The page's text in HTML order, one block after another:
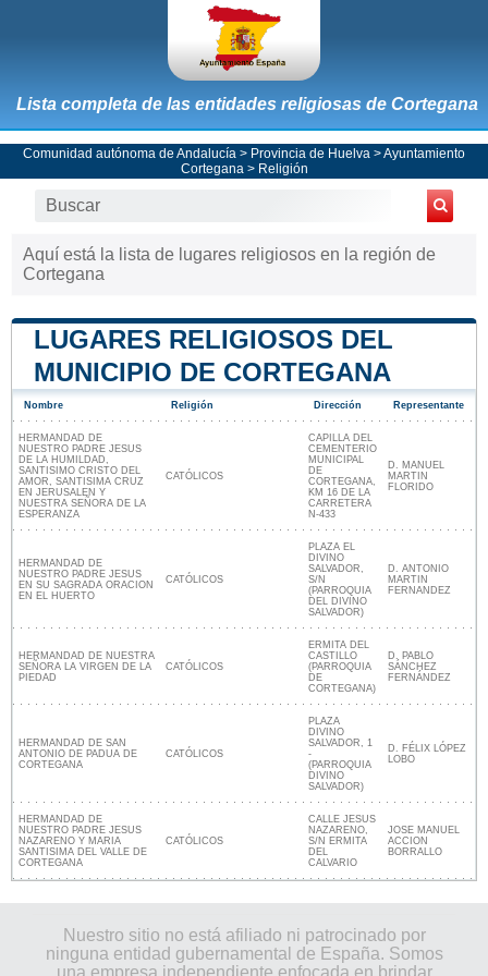
Lista completa de las entidades religiosas de Cortegana
Comunidad autónoma de Andalucía > Provincia de Huelva >Ayuntamiento
Cortegana > Religión
Aquí está la lista de lugares religiosos en la región de
Cortegana
LUGARES RELIGIOSOS DEL
MUNICIPIO DE CORTEGANA
Nombre Religión Dirección Representante
HERMANDAD DE
NUESTRO PADRE JESUS
DE LA HUMILDAD,
SANTISIMO CRISTO DEL
AMOR, SANTISIMA CRUZ
EN JERUSALEN Y
NUESTRA SEÑORA DE LA
ESPERANZA
CATÓLICOS
CAPILLA DEL
CEMENTERIO
MUNICIPAL
DE
CORTEGANA,
KM 16 DE LA
CARRETERA
N-433
D. MANUEL
MARTIN
FLORIDO
HERMANDAD DE
NUESTRO PADRE JESUS
EN SU SAGRADA ORACION
EN EL HUERTO
CATÓLICOS
PLAZA EL
DIVINO
SALVADOR,
S/N
(PARROQUIA
DEL DIVINO
SALVADOR)
D. ANTONIO
MARTIN
FERNANDEZ
HERMANDAD DE NUESTRA
SEÑORA LA VIRGEN DE LA
PIEDAD
CATÓLICOS
ERMITA DEL
CASTILLO
(PARROQUIA
DE
CORTEGANA)
D. PABLO
SÁNCHEZ
FERNÁNDEZ
HERMANDAD DE SAN
ANTONIO DE PADUA DE
CORTEGANA
CATÓLICOS
PLAZA
DIVINO
SALVADOR, 1
-
(PARROQUIA
DIVINO
SALVADOR)
D. FÉLIX LÓPEZ
LOBO
HERMANDAD DE
NUESTRO PADRE JESUS
NAZARENO Y MARIA
SANTISIMA DEL VALLE DE
CORTEGANA
CATÓLICOS
CALLE JESUS
NAZARENO,
S/N ERMITA
DEL
CALVARIO
JOSE MANUEL
ACCION
BORRALLO
Nuestro sitio no está afiliado ni patrocinado por
ninguna entidad gubernamental de España. Somos
una empresa independiente enfocada en brindar